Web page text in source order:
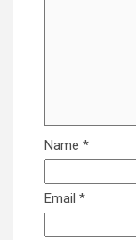
Name *
Email *